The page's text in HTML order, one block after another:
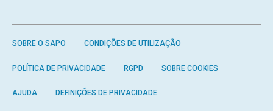
SOBRE O SAPO CONDIÇÕES DE UTILIZAÇÃO
POLÍTICA DE PRIVACIDADE RGPD SOBRE COOKIES
AJUDA DEFINIÇÕES DE PRIVACIDADE